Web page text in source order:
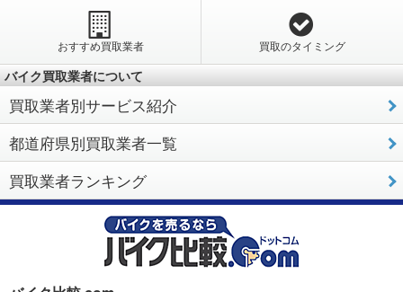
おすすめ買取業者 買取のタイミング
バイク買取業者について
買取業者別サービス紹介
都道府県別買取業者一覧
買取業者ランキング